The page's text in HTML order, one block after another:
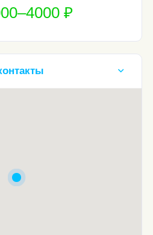
₽